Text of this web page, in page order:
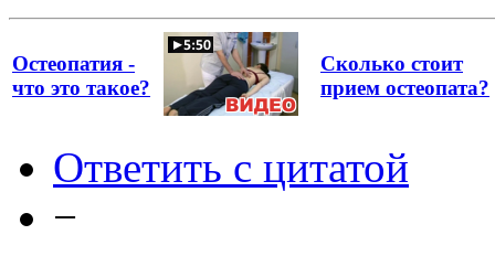
Остеопатия -
что это такое?
Сколько стоит
прием остеопата?
Ответить с цитатой
−